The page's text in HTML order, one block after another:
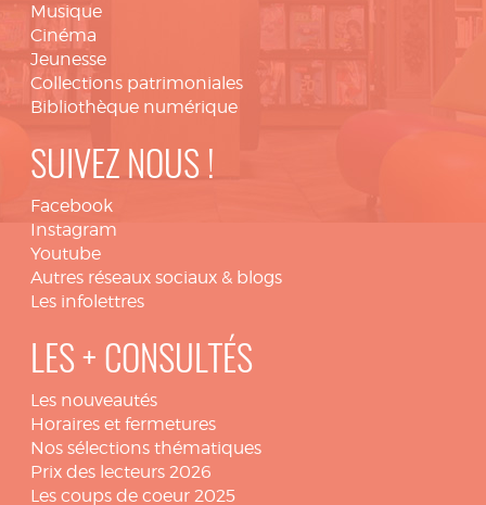
Musique
Cinéma
Jeunesse
Collections patrimoniales
Bibliothèque numérique
SUIVEZ NOUS !
Facebook
Instagram
Youtube
Autres réseaux sociaux & blogs
Les infolettres
LES + CONSULTÉS
Les nouveautés
Horaires et fermetures
Nos sélections thématiques
Prix des lecteurs 2026
Les coups de coeur 2025